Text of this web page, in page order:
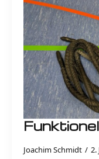
Joachim Schmidt 2.